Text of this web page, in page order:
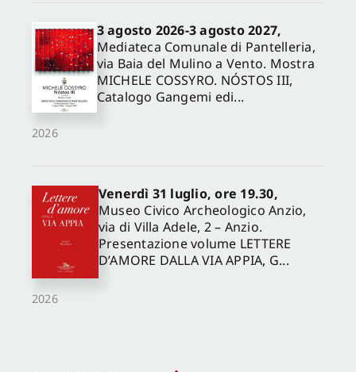
2026
3 agosto 2026-3 agosto 2027,
Mediateca Comunale di Pantelleria,
via Baia del Mulino a Vento. Mostra
MICHELE COSSYRO. NÓSTOS III,
Catalogo Gangemi edi...
2026
Venerdì 31 luglio, ore 19.30,
Museo Civico Archeologico Anzio,
via di Villa Adele, 2 – Anzio.
Presentazione volume LETTERE
D’AMORE DALLA VIA APPIA, G...